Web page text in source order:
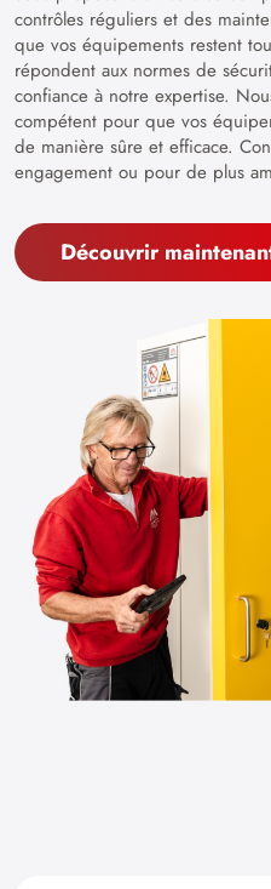
contrôles réguliers et des
que vos équipements restent
répondent aux normes de
confiance à notre expertise.
compétent pour que vos
de manière sûre et efficace.
engagement ou pour de plus
Découvrir